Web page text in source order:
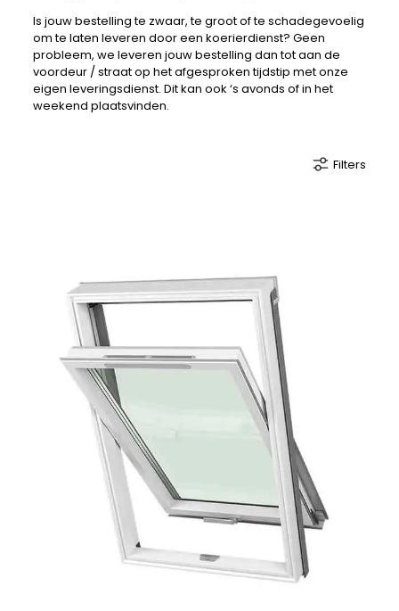
Is jouw bestelling te zwaar, te groot of te schadegevoelig
om te laten leveren door een koerierdienst? Geen
probleem, we leveren jouw bestelling dan tot aan de
voordeur / straat op het afgesproken tijdstip met onze
eigen leveringsdienst. Dit kan ook ‘s avonds of in het
weekend plaatsvinden.
Filters